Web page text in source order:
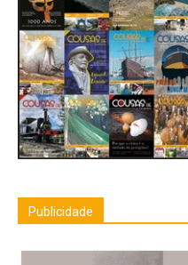
Publicidade